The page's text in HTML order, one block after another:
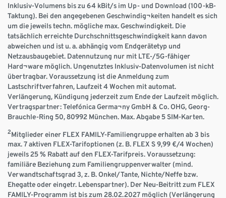
Inklusiv-Volumens bis zu 64 kBit/s im Up- und Download (100-kB-
Taktung). Bei den angegebenen Geschwindig¬keiten handelt es sich
um die jeweils techn. mögliche max. Geschwindigkeit. Die
tatsächlich erreichte Durchschnittsgeschwindigkeit kann davon
abweichen und ist u. a. abhängig vom Endgerätetyp und
Netzausbaugebiet. Datennutzung nur mit LTE-/5G-fähiger
Hard¬ware möglich. Ungenutztes Inklusiv-Datenvolumen ist nicht
übertragbar. Voraussetzung ist die Anmeldung zum
Lastschriftverfahren, Laufzeit 4 Wochen mit automat.
Verlängerung, Kündigung jederzeit zum Ende der Laufzeit möglich.
Vertragspartner: Telefónica Germa¬ny GmbH & Co. OHG, Georg-
Brauchle-Ring 50, 80992 München. Max. Abgabe 5 SIM-Karten.
2Mitglieder einer FLEX FAMILY-Familiengruppe erhalten ab 3 bis
max. 7 aktiven FLEX-Tarifoptionen (z. B. FLEX S 9,99 €/4 Wochen)
jeweils 25 % Rabatt auf den FLEX-Tarifpreis. Voraussetzung:
familiäre Beziehung zum Familiengruppenverwalter (mind.
Verwandtschaftsgrad 3, z. B. Onkel/Tante, Nichte/Neffe bzw.
Ehegatte oder eingetr. Lebenspartner). Der Neu-Beitritt zum FLEX
FAMILY-Programm ist bis zum 28.02.2027 möglich (Verlängerung